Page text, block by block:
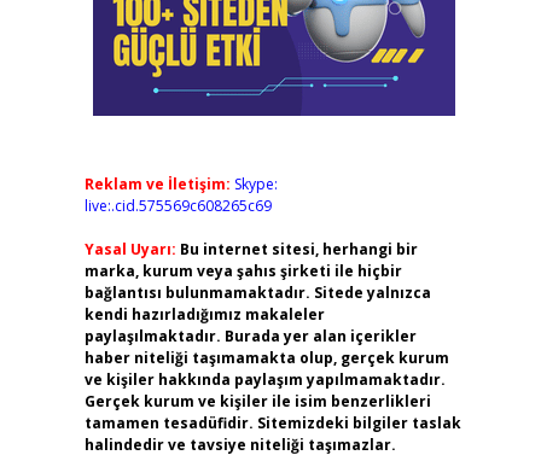
Reklam ve İletişim: Skype:
live:.cid.575569c608265c69
Yasal Uyarı: Bu internet sitesi, herhangi bir
marka, kurum veya şahıs şirketi ile hiçbir
bağlantısı bulunmamaktadır. Sitede yalnızca
kendi hazırladığımız makaleler
paylaşılmaktadır. Burada yer alan içerikler
haber niteliği taşımamakta olup, gerçek kurum
ve kişiler hakkında paylaşım yapılmamaktadır.
Gerçek kurum ve kişiler ile isim benzerlikleri
tamamen tesadüfidir. Sitemizdeki bilgiler taslak
halindedir ve tavsiye niteliği taşımazlar.